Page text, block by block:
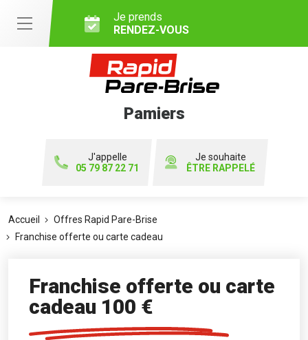
Je prends
RENDEZ-VOUS
Pamiers
J'appelle
05 79 87 22 71
Je souhaite
ÊTRE RAPPELÉ
Accueil
Offres Rapid Pare-Brise
Franchise offerte ou carte cadeau
Franchise offerte ou carte
cadeau 100 €